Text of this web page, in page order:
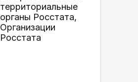
территориальные
органы Росстата,
Организации
Росстата